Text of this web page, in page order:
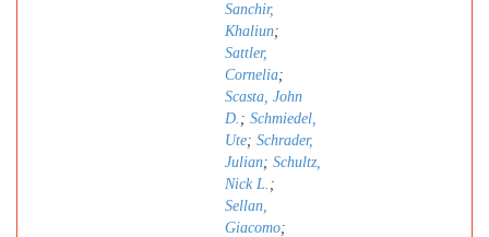
Sanchir,
Khaliun;
Sattler,
Cornelia;
Scasta, John
D. ; Schmiedel,
Ute; Schrader,
Julian; Schultz,
Nick L. ;
Sellan,
Giacomo;